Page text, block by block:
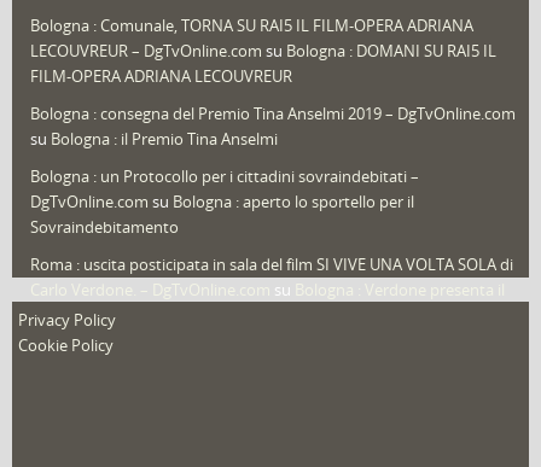
Sport
That's Bologna Magazine(25)
Video (archivio) (263)
Bologna : Comunale, TORNA SU RAI5 IL FILM-OPERA ADRIANA
LECOUVREUR – DgTvOnline.com su Bologna : DOMANI SU RAI5 IL
FILM-OPERA ADRIANA LECOUVREUR
Bologna : consegna del Premio Tina Anselmi 2019 – DgTvOnline.com
su Bologna : il Premio Tina Anselmi
Bologna : un Protocollo per i cittadini sovraindebitati –
DgTvOnline.com su Bologna : aperto lo sportello per il
Sovraindebitamento
Roma : uscita posticipata in sala del film SI VIVE UNA VOLTA SOLA di
su
nuovo film
Privacy Policy
Cookie Policy